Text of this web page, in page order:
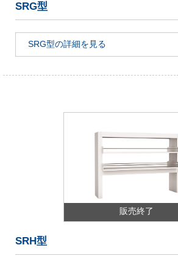
SRG型
SRG型の詳細を見る
販売終了
SRH型